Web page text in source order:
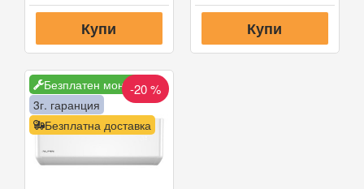
Купи Купи
Безплатен монтаж
Безплатна доставка
3г. гаранция
-20 %